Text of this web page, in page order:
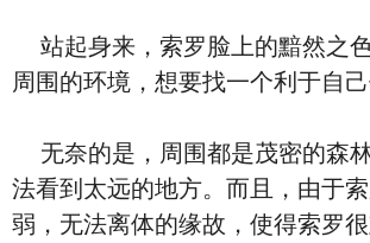
站起身来，索罗脸上的黯然之
周围的环境，想要找一个利于自己
无奈的是，周围都是茂密的森
法看到太远的地方。而且，由于
弱，无法离体的缘故，使得索罗